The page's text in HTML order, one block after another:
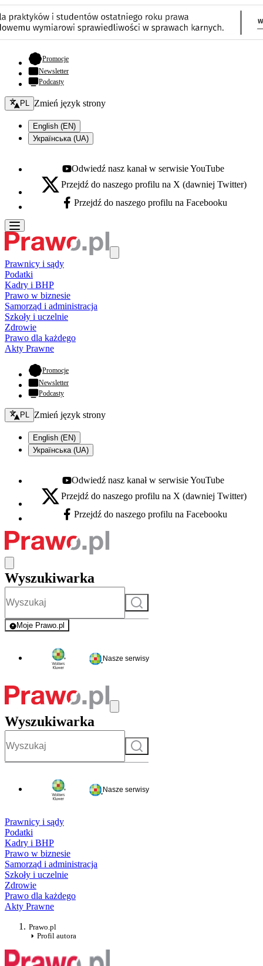
Promocje- otwiera się w nowej karcie
Newsletter
Podcasty
Zmień język - bieżący:
PL Zmień język strony
English (EN)
Українська (UA)
Youtube - otwiera się w nowej karcie
Odwiedź nasz kanał w serwisie YouTube
X - otwiera się w nowej karcie
Przejdź do naszego profilu na X (dawniej Twitter)
Facebook - otwiera się w nowej karcie
Przejdź do naszego profilu na Facebooku
Prawnicy i sądy
Podatki
Kadry i BHP
Prawo w biznesie
Samorząd i administracja
Szkoły i uczelnie
Zdrowie
Prawo dla każdego
Akty Prawne
Promocje- otwiera się w nowej karcie
Newsletter
Podcasty
Zmień język - bieżący:
PL Zmień język strony
English (EN)
Українська (UA)
Youtube - otwiera się w nowej karcie
Odwiedź nasz kanał w serwisie YouTube
X - otwiera się w nowej karcie
Przejdź do naszego profilu na X (dawniej Twitter)
Facebook - otwiera się w nowej karcie
Przejdź do naszego profilu na Facebooku
Wyszukiwarka
Szukaj
Moje Prawo.pl
- rejestracja i logowanie do serwisu
Nasze serwisy
Wyszukiwarka
Szukaj
Nasze serwisy
Prawnicy i sądy
Podatki
Kadry i BHP
Prawo w biznesie
Samorząd i administracja
Szkoły i uczelnie
Zdrowie
Prawo dla każdego
Akty Prawne
Prawo.pl
Profil autora